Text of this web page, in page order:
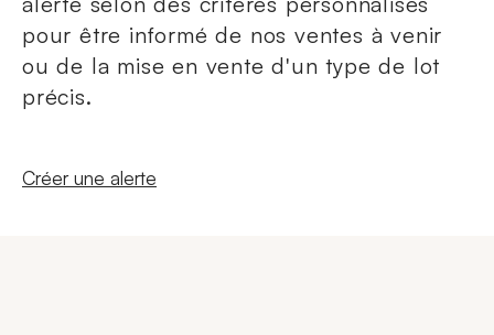
pour être informé de nos ventes à venir
ou de la mise en vente d'un type de lot
précis.
Nouvelle fenêtre
Créer une alerte